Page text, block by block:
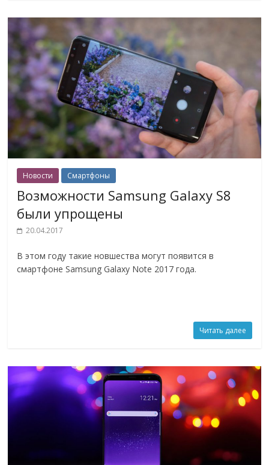
Новости Смартфоны
Возможности Samsung Galaxy S8
были упрощены
20.04.2017
В этом году такие новшества могут появится в
смартфоне Samsung Galaxy Note 2017 года.
Читать далее